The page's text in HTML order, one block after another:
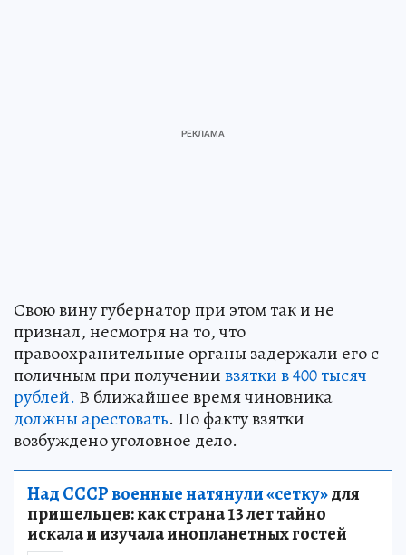
Свою вину губернатор при этом так и не
признал, несмотря на то, что
правоохранительные органы задержали его с
поличным при получениивзятки в 400 тысяч
рублей. В ближайшее время чиновника
должны арестовать. По факту взятки
возбуждено уголовное дело.
Над СССР военные натянули «сетку»для
пришельцев: как страна 13 лет тайно
искала и изучала инопланетных гостей